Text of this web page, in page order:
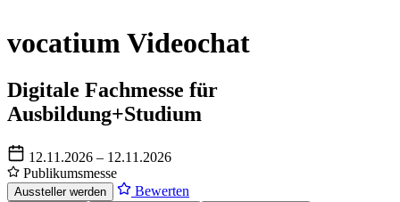
vocatium Videochat
Digitale Fachmesse für
Ausbildung+Studium
12.11.2026 – 12.11.2026
Publikumsmesse
Aussteller werden Bewerten